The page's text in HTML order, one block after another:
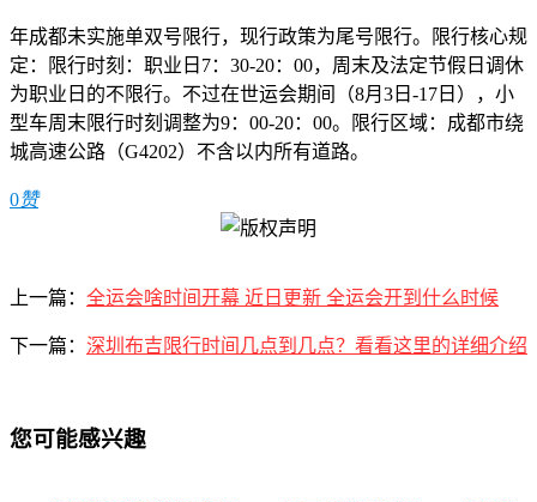
年成都未实施单双号限行，现行政策为尾号限行。限行核心规
定：限行时刻：职业日7：30-20：00，周末及法定节假日调休
为职业日的不限行。不过在世运会期间（8月3日-17日），小
型车周末限行时刻调整为9：00-20：00。限行区域：成都市绕
城高速公路（G4202）不含以内所有道路。
0赞
上一篇： 全运会啥时间开幕 近日更新 全运会开到什么时候
下一篇： 深圳布吉限行时间几点到几点？看看这里的详细介绍
您可能感兴趣